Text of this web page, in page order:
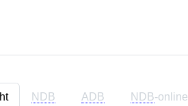
NDB ADB NDB-online